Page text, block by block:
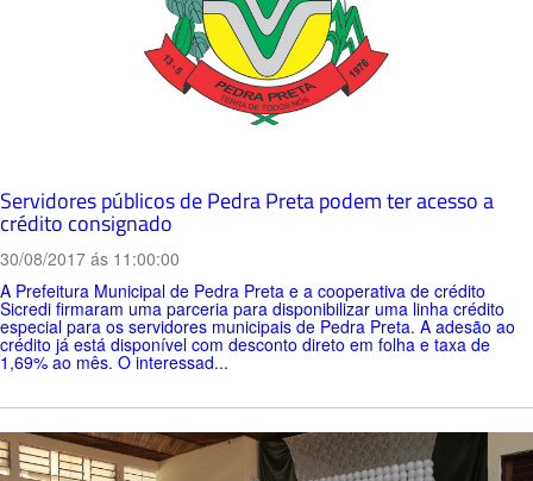
Servidores públicos de Pedra Preta podem ter acesso a
crédito consignado
30/08/2017 ás 11:00:00
A Prefeitura Municipal de Pedra Preta e a cooperativa de crédito
Sicredi firmaram uma parceria para disponibilizar uma linha crédito
especial para os servidores municipais de Pedra Preta. A adesão ao
crédito já está disponível com desconto direto em folha e taxa de
1,69% ao mês. O interessad...